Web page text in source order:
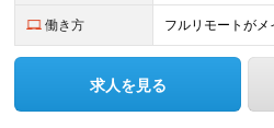
働き方 フルリモートがメ
求人を見る